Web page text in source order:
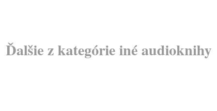
Ďalšie z kategórie iné audioknihy